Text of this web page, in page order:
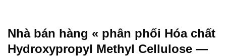
Nhà bán hàng « phân phối Hóa chất
Hydroxypropyl Methyl Cellulose —